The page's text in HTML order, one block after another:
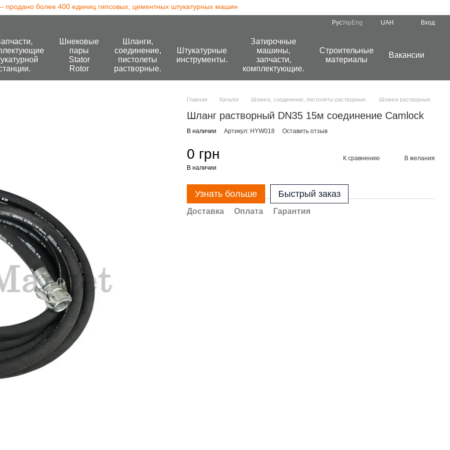
более 400 единиц гипсовых, цементных штукатурных машин
РусУкр Eng UAH Вход
Шнековые
пары
Stator
Rotor
Шланги,
соединение,
пистолеты
растворные.
Штукатурные
инструменты.
Затирочные
машины,
запчасти,
комплектующие.
Строительные
материалы
Вакансии
Главная Каталог Шланги, соединение, пистолеты растворные. Шланги растворные.
Шланг растворный DN35 15м соединение Camlock
В наличии Артикул: HYW018 Оставить отзыв
0 грн
В наличии
К сравнению В желания
Узнать больше Быстрый заказ
Доставка Оплата Гарантия